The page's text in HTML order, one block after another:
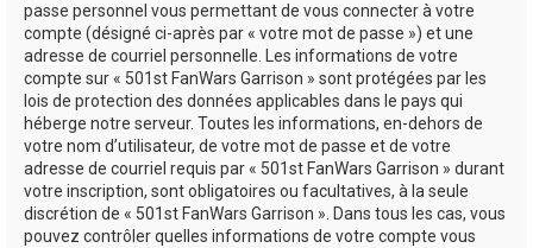
passe personnel vous permettant de vous connecter à votre
compte (désigné ci-après par « votre mot de passe ») et une
adresse de courriel personnelle. Les informations de votre
compte sur « 501st FanWars Garrison » sont protégées par les
lois de protection des données applicables dans le pays qui
héberge notre serveur. Toutes les informations, en-dehors de
votre nom d’utilisateur, de votre mot de passe et de votre
adresse de courriel requis par « 501st FanWars Garrison » durant
votre inscription, sont obligatoires ou facultatives, à la seule
discrétion de « 501st FanWars Garrison ». Dans tous les cas, vous
pouvez contrôler quelles informations de votre compte vous